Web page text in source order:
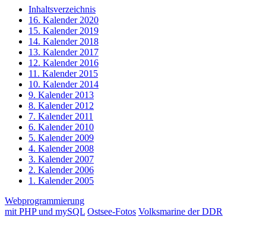
Inhaltsverzeichnis
16. Kalender 2020
15. Kalender 2019
14. Kalender 2018
13. Kalender 2017
12. Kalender 2016
11. Kalender 2015
10. Kalender 2014
9. Kalender 2013
8. Kalender 2012
7. Kalender 2011
6. Kalender 2010
5. Kalender 2009
4. Kalender 2008
3. Kalender 2007
2. Kalender 2006
1. Kalender 2005
Webprogrammierung
mit PHP und mySQL Ostsee-Fotos Volksmarine der DDR